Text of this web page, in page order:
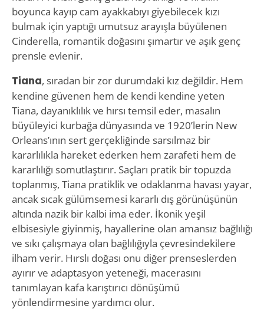
boyunca kayıp cam ayakkabıyı giyebilecek kızı
bulmak için yaptığı umutsuz arayışla büyülenen
Cinderella, romantik doğasını şımartır ve aşık genç
prensle evlenir.
Tiana, sıradan bir zor durumdaki kız değildir. Hem
kendine güvenen hem de kendi kendine yeten
Tiana, dayanıklılık ve hırsı temsil eder, masalın
büyüleyici kurbağa dünyasında ve 1920’lerin New
Orleans’ının sert gerçekliğinde sarsılmaz bir
kararlılıkla hareket ederken hem zarafeti hem de
kararlılığı somutlaştırır. Saçları pratik bir topuzda
toplanmış, Tiana pratiklik ve odaklanma havası yayar,
ancak sıcak gülümsemesi kararlı dış görünüşünün
altında nazik bir kalbi ima eder. İkonik yeşil
elbisesiyle giyinmiş, hayallerine olan amansız bağlılığı
ve sıkı çalışmaya olan bağlılığıyla çevresindekilere
ilham verir. Hırslı doğası onu diğer prenseslerden
ayırır ve adaptasyon yeteneği, macerasını
tanımlayan kafa karıştırıcı dönüşümü
yönlendirmesine yardımcı olur.